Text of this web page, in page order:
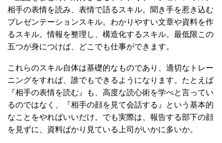
相手の表情を読み、表情で語るスキル。聞き手を惹き込む
プレゼンテーションスキル。わかりやすい文章や資料を作
るスキル。情報を整理し、構造化するスキル。最低限この
五つが身につけば、どこでも仕事ができます。
これらのスキル自体は基礎的なものであり、適切なトレー
ニングをすれば、誰でもできるようになります。たとえば
『相手の表情を読む』も、高度な読心術を学べと言ってい
るのではなく、『相手の顔を見て会話する』という基本的
なことをやればいいだけ。でも実際は、報告する部下の顔
を見ずに、資料ばかり見ている上司がいかに多いか。